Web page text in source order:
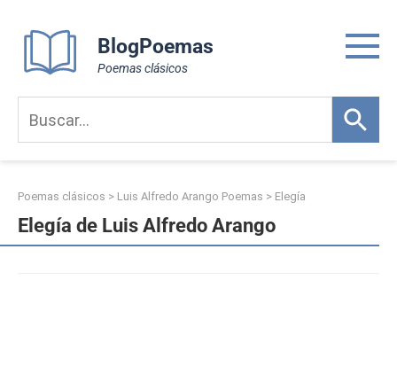
content
BlogPoemas
Poemas clásicos
Poemas clásicos > Luis Alfredo Arango Poemas > Elegía
Elegía de Luis Alfredo Arango